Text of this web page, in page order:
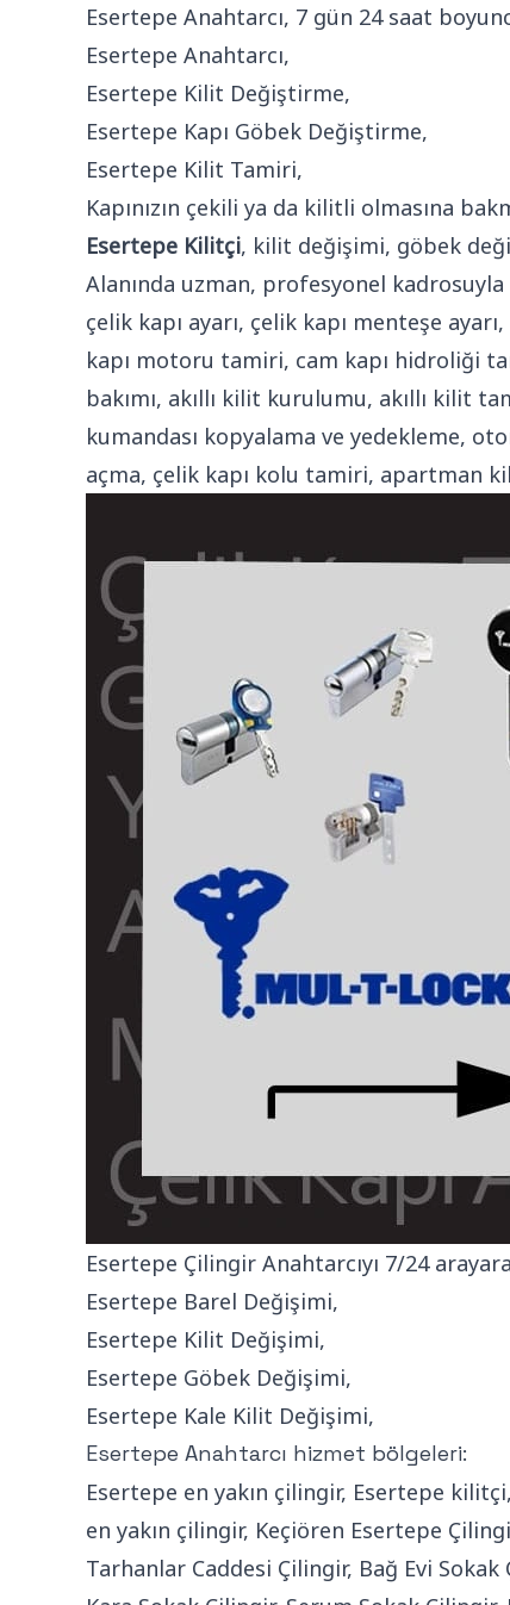
Esertepe Anahtarcı, 7 gün 24 saat
Esertepe Anahtarcı,
Esertepe Kilit Değiştirme,
Esertepe Kapı Göbek Değiştirme,
Esertepe Kilit Tamiri,
Kapınızın çekili ya da kilitli olmasına
Esertepe Kilitçi, kilit değişimi, göbek
Alanında uzman, profesyonel
çelik kapı ayarı, çelik kapı menteşe
kapı motoru tamiri, cam kapı hidroliği
bakımı, akıllı kilit kurulumu, akıllı kilit
kumandası kopyalama ve yedekleme,
açma, çelik kapı kolu tamiri, apartman
Esertepe Çilingir Anahtarcıyı 7/24
Esertepe Barel Değişimi,
Esertepe Kilit Değişimi,
Esertepe Göbek Değişimi,
Esertepe Kale Kilit Değişimi,
Esertepe Anahtarcı hizmet bölgeleri:
Esertepe en yakın çilingir, Esertepe
en yakın çilingir, Keçiören Esertepe
Tarhanlar Caddesi Çilingir, Bağ Evi